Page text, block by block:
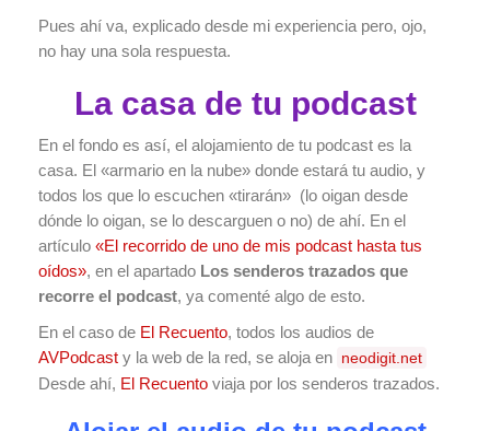
Pues ahí va, explicado desde mi experiencia pero, ojo,
no hay una sola respuesta.
La casa de tu podcast
En el fondo es así, el alojamiento de tu podcast es la
casa. El «armario en la nube» donde estará tu audio, y
todos los que lo escuchen «tirarán» (lo oigan desde
dónde lo oigan, se lo descarguen o no) de ahí. En el
artículo «El recorrido de uno de mis podcast hasta tus
oídos», en el apartado Los senderos trazados que
recorre el podcast, ya comenté algo de esto.
En el caso de El Recuento, todos los audios de
AVPodcast y la web de la red, se aloja en neodigit.net
Desde ahí, El Recuento viaja por los senderos trazados.